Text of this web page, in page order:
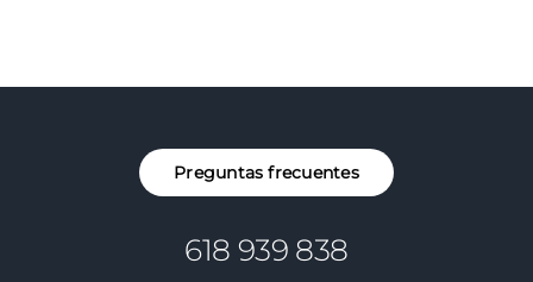
Preguntas frecuentes
618 939 838